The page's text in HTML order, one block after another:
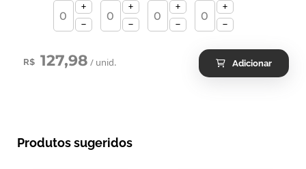
R$ 127,98 / unid. Adicionar
Produtos sugeridos